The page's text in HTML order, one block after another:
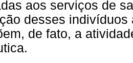
aos serviços de
desses
de fato, a